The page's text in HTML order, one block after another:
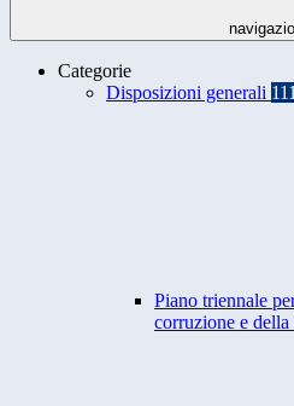
Categorie
Disposizioni generali 111
Piano triennale
corruzione e della